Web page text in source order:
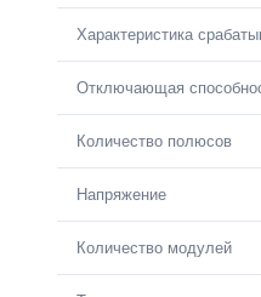
Характеристика
Отключающая
Количество полюсов
Напряжение
Количество модулей